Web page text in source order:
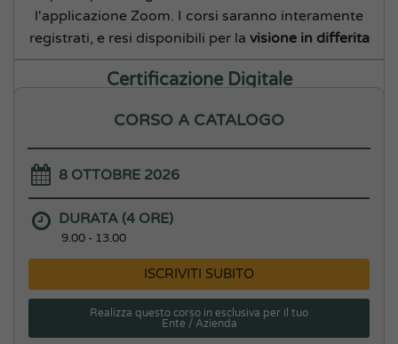
l'applicazione Zoom. I corsi saranno interamente
registrati, e resi disponibili per la visione in differita
Certificazione Digitale
Tutti i partecipanti ai nostri corsi avranno la
possibilità di ottenere, oltre al classico attestato, un
certificato digitale
CORSO A CATALOGO
8 OTTOBRE 2026
DURATA (4 ORE)
9.00 - 13.00
ISCRIVITI SUBITO
Realizza questo corso in esclusiva per il tuo
Ente / Azienda